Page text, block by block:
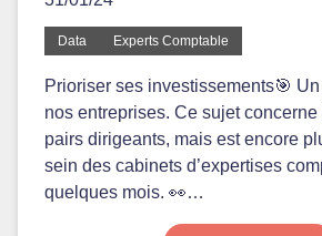
Data Experts Comptable
Prioriser ses investissements🎯
nos entreprises. Ce sujet
pairs dirigeants, mais est encore
sein des cabinets d’expertises
quelques mois. 👀…